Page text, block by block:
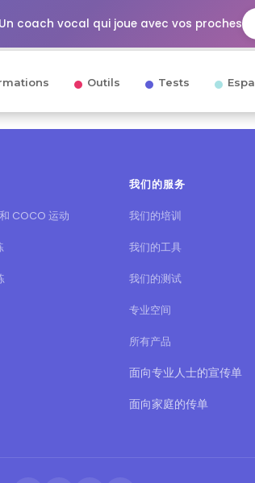
coach vocal qui joue avec vos proches
Outils Tests
COCO 运动
我们的服务
我们的培训
我们的工具
我们的测试
专业空间
所有产品
面向专业人士的宣传单
面向家庭的传单